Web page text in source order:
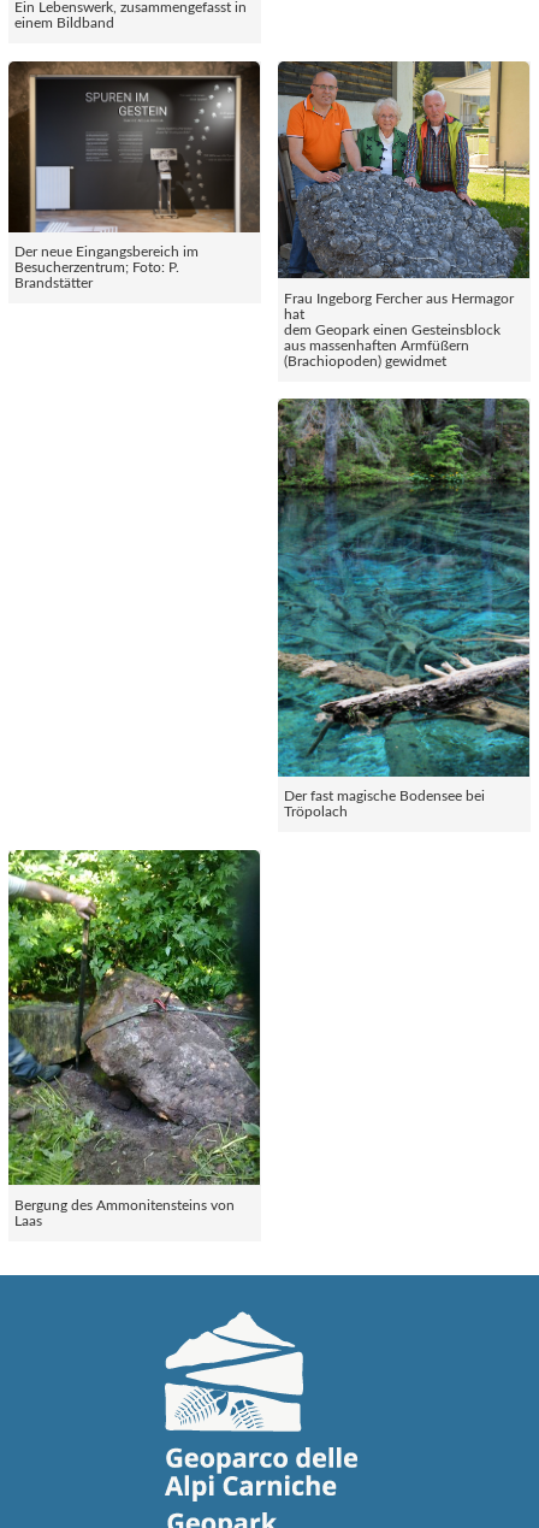
Ein Lebenswerk, zusammengefasst in
einem Bildband
Der neue Eingangsbereich im
Besucherzentrum; Foto: P.
Brandstätter
Frau Ingeborg Fercher aus Hermagor
hat
dem Geopark einen Gesteinsblock
aus massenhaften Armfüßern
(Brachiopoden) gewidmet
Der fast magische Bodensee bei
Tröpolach
Bergung des Ammonitensteins von
Laas